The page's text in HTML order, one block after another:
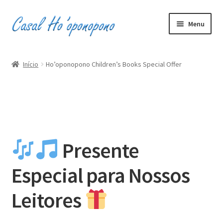
Pular
para
Pular
para
Menu
0
R$0,00
Início Ho’oponopono Children’s Books Special Offer
Presente
Especial para Nossos
Leitores